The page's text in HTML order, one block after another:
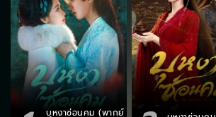
บุหงาซ่อนคม (พากย์